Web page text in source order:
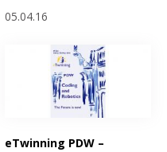
05.04.16
eTwinning PDW –